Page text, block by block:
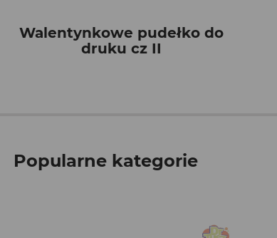
Walentynkowe pudełko do
druku cz II
Popularne kategorie